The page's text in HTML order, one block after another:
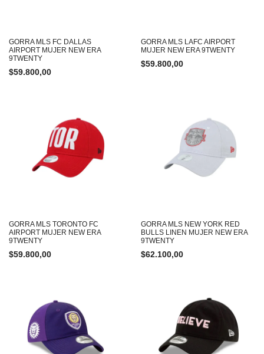
GORRA MLS FC DALLAS
AIRPORT MUJER NEW ERA
9TWENTY
$59.800,00
GORRA MLS LAFC AIRPORT
MUJER NEW ERA 9TWENTY
$59.800,00
GORRA MLS TORONTO FC
AIRPORT MUJER NEW ERA
9TWENTY
$59.800,00
GORRA MLS NEW YORK RED
BULLS LINEN MUJER NEW ERA
9TWENTY
$62.100,00